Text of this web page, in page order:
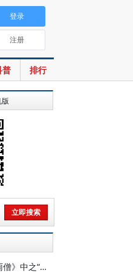
普 排行
登录
注册
版
谢泳：试释陈寅恪诗《赠吴雨僧》中之“讵公”